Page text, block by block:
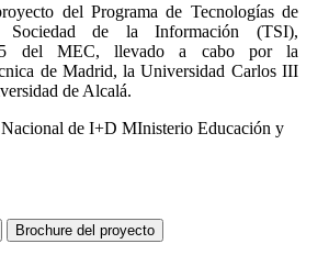
del Programa de Tecnologías de
de la Información (TSI),
del MEC, llevado a cabo por la
de Madrid, la Universidad Carlos III
de Alcalá.
de I+D MInisterio Educación y
Brochure del proyecto